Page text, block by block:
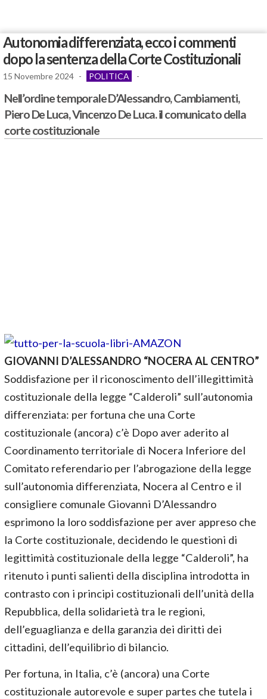
Autonomia differenziata, ecco i commenti
dopo la sentenza della Corte Costituzionali
15 Novembre 2024 - POLITICA -
Nell’ordine temporale D’Alessandro, Cambiamenti,
Piero De Luca, Vincenzo De Luca. il comunicato della
corte costituzionale
GIOVANNI D’ALESSANDRO “NOCERA AL CENTRO”
Soddisfazione per il riconoscimento dell’illegittimità
costituzionale della legge “Calderoli” sull’autonomia
differenziata: per fortuna che una Corte
costituzionale (ancora) c’è Dopo aver aderito al
Coordinamento territoriale di Nocera Inferiore del
Comitato referendario per l’abrogazione della legge
sull’autonomia differenziata, Nocera al Centro e il
consigliere comunale Giovanni D’Alessandro
esprimono la loro soddisfazione per aver appreso che
la Corte costituzionale, decidendo le questioni di
legittimità costituzionale della legge “Calderoli”, ha
ritenuto i punti salienti della disciplina introdotta in
contrasto con i principi costituzionali dell’unità della
Repubblica, della solidarietà tra le regioni,
dell’eguaglianza e della garanzia dei diritti dei
cittadini, dell’equilibrio di bilancio.
Per fortuna, in Italia, c’è (ancora) una Corte
costituzionale autorevole e super partes che tutela i